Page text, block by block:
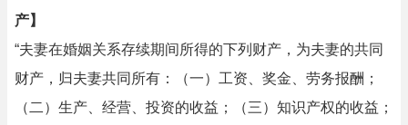
产】
“夫妻在婚姻关系存续期间所得的下列财产，为夫妻的共同
财产，归夫妻共同所有：（一）工资、奖金、劳务报酬；
（二）生产、经营、投资的收益；（三）知识产权的收益；